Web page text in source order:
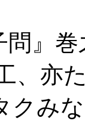
』巻
、亦
クみ